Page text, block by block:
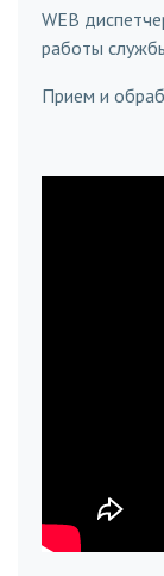
WEB
работы
Прием и